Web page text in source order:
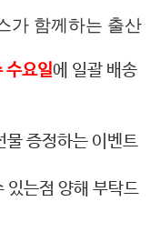
가 함께하는 출산
수요일에 일괄 배송
물 증정하는 이벤트
있는점 양해 부탁드